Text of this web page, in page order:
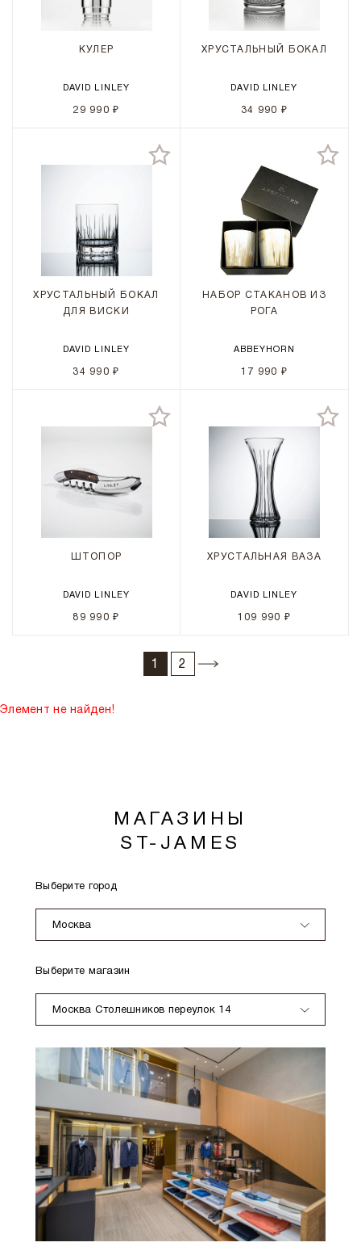
КУЛЕР
DAVID LINLEY
29 990 ₽
ХРУСТАЛЬНЫЙ БОКАЛ
DAVID LINLEY
34 990 ₽
ХРУСТАЛЬНЫЙ БОКАЛ
ДЛЯ ВИСКИ
DAVID LINLEY
34 990 ₽
НАБОР СТАКАНОВ ИЗ
РОГА
ABBEYHORN
17 990 ₽
ШТОПОР
DAVID LINLEY
89 990 ₽
ХРУСТАЛЬНАЯ ВАЗА
DAVID LINLEY
109 990 ₽
1 2
Элемент не найден!
МАГАЗИНЫ
ST-JAMES
Выберите город
Москва
Выберите магазин
Москва Столешников переулок 14